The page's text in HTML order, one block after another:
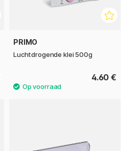
PRIMO
Luchtdrogende klei 500g
4.60 €